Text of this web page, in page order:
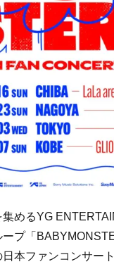
めるYG
プ「
本ファンコンサー